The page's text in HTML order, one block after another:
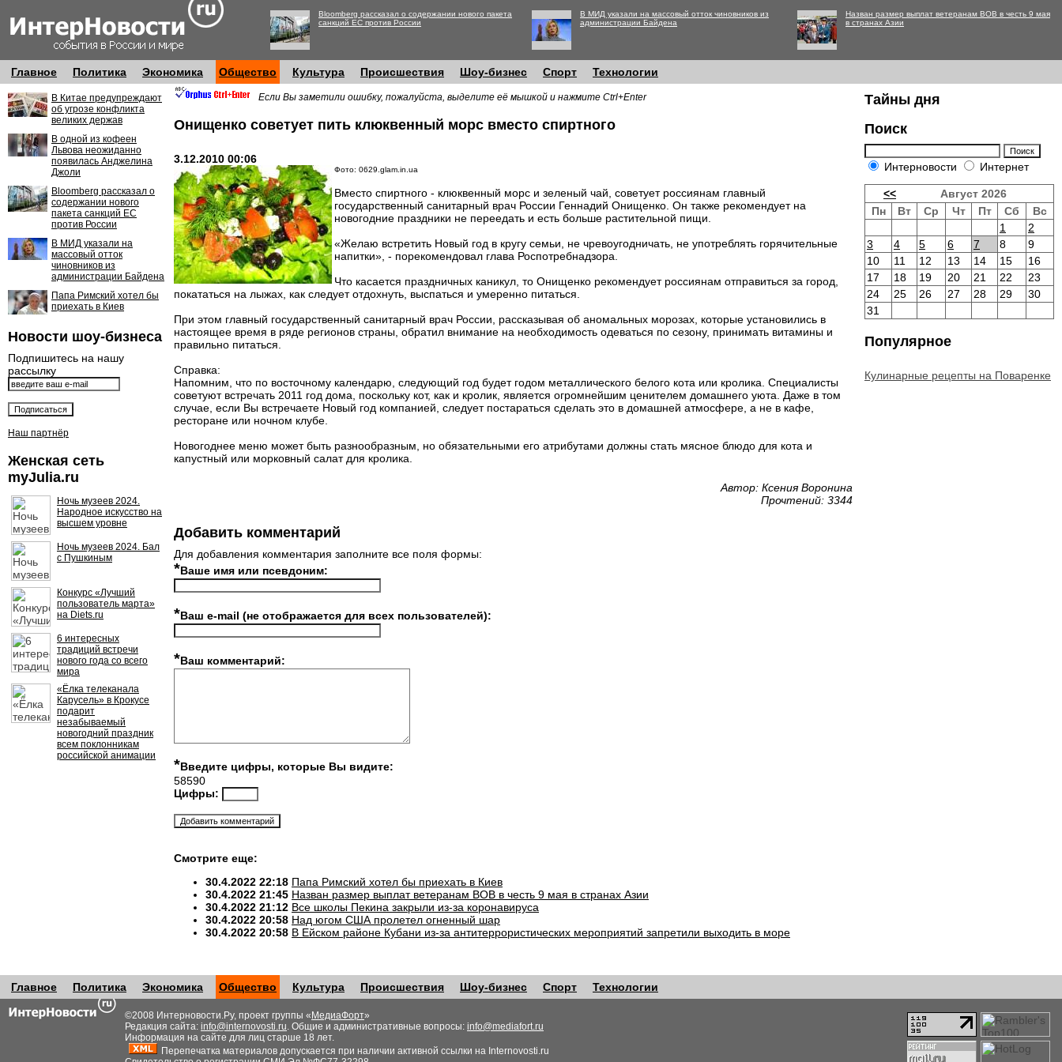
Bloomberg рассказал о содержании нового пакета
санкций ЕС против России
В МИД указали на массовый отток чиновников из
администрации Байдена
Назван размер выплат ветеранам ВОВ в честь 9 мая
в странах Азии
Главное Политика Экономика Общество Культура Происшествия Шоу-бизнес Спорт Технологии
В Китае предупреждают
об угрозе конфликта
великих держав
В одной из кофеен
Львова неожиданно
появилась Анджелина
Джоли
Bloomberg рассказал о
содержании нового
пакета санкций ЕС
против России
В МИД указали на
массовый отток
чиновников из
администрации Байдена
Папа Римский хотел бы
приехать в Киев
Новости шоу-бизнеса
Подпишитесь на нашу
рассылку
Наш партнёр
Женская сеть
myJulia.ru
Ночь музеев 2024.
Народное искусство на
высшем уровне
Ночь музеев 2024. Бал
с Пушкиным
Конкурс «Лучший
пользователь марта»
на Diets.ru
6 интересных
традиций встречи
нового года со всего
мира
«Ёлка телеканала
Карусель» в Крокусе
подарит
незабываемый
новогодний праздник
всем поклонникам
российской анимации
Если Вы заметили ошибку, пожалуйста, выделите её мышкой и нажмите Ctrl+Enter
Онищенко советует пить клюквенный морс вместо спиртного
3.12.2010 00:06
Фото: 0629.glam.in.ua
Вместо спиртного - клюквенный морс и зеленый чай, советует россиянам главный
государственный санитарный врач России Геннадий Онищенко. Он также рекомендует на
новогодние праздники не переедать и есть больше растительной пищи.
«Желаю встретить Новый год в кругу семьи, не чревоугодничать, не употреблять горячительные
напитки», - порекомендовал глава Роспотребнадзора.
Что касается праздничных каникул, то Онищенко рекомендует россиянам отправиться за город,
покататься на лыжах, как следует отдохнуть, выспаться и умеренно питаться.
При этом главный государственный санитарный врач России, рассказывая об аномальных морозах, которые установились в
настоящее время в ряде регионов страны, обратил внимание на необходимость одеваться по сезону, принимать витамины и
правильно питаться.
Справка:
Напомним, что по восточному календарю, следующий год будет годом металлического белого кота или кролика. Специалисты
советуют встречать 2011 год дома, поскольку кот, как и кролик, является огромнейшим ценителем домашнего уюта. Даже в том
случае, если Вы встречаете Новый год компанией, следует постараться сделать это в домашней атмосфере, а не в кафе,
ресторане или ночном клубе.
Новогоднее меню может быть разнообразным, но обязательными его атрибутами должны стать мясное блюдо для кота и
капустный или морковный салат для кролика.
Автор: Ксения Воронина
Прочтений: 3344
Добавить комментарий
Для добавления комментария заполните все поля формы:
*Ваше имя или псевдоним:
*Ваш e-mail (не отображается для всех пользователей):
*Ваш комментарий:
*Введите цифры, которые Вы видите:
58590
Цифры:
Смотрите еще:
30.4.2022 22:18 Папа Римский хотел бы приехать в Киев
30.4.2022 21:45 Назван размер выплат ветеранам ВОВ в честь 9 мая в странах Азии
30.4.2022 21:12 Все школы Пекина закрыли из-за коронавируса
30.4.2022 20:58 Над югом США пролетел огненный шар
30.4.2022 20:58 В Ейском районе Кубани из-за антитеррористических мероприятий запретили выходить в море
Тайны дня
Поиск
Интерновости Интернет
<<
Август 2026
Пн
Вт Ср Чт Пт Сб
Вс
1
2
3
4 5 6 7 8
9
10
11 12 13 14 15
16
17
18 19 20 21 22
23
24
25 26 27 28 29
30
31
Популярное
Кулинарные рецепты на Поваренке
Главное Политика Экономика Общество Культура Происшествия Шоу-бизнес Спорт Технологии
©2008 Интерновости.Ру, проект группы « МедиаФорт»
Редакция сайта: info@internovosti.ru. Общие и административные вопросы: info@mediafort.ru
Информация на сайте для лиц старше 18 лет.
Перепечатка материалов допускается при наличии активной ссылки на Internovosti.ru